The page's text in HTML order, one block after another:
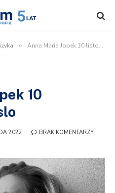
» Anna Maria Jopek 10 listopada w Oslo
10
2022
BRAK KOMENTARZY